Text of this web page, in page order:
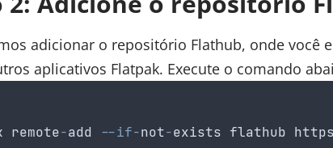
adicionar o repositório Flathub, onde você
aplicativos Flatpak. Execute o comando
remote-add --if-not-exists flathub https